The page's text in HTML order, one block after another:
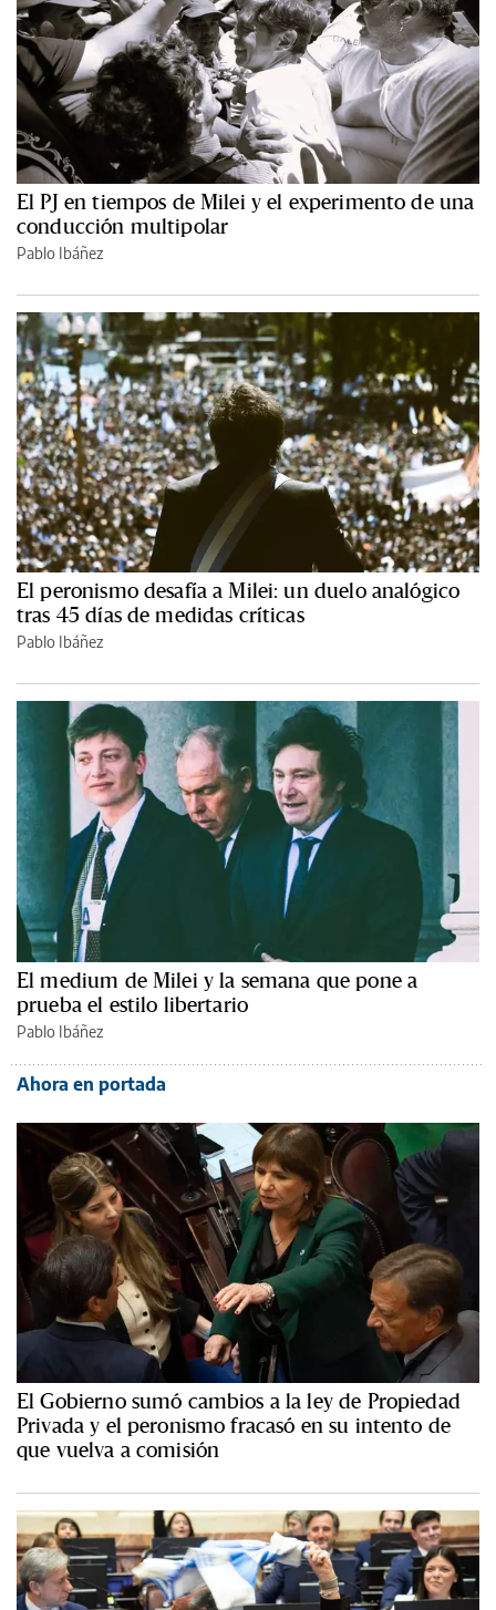
El PJ en tiempos de Milei y el experimento de una
conducción multipolar
Pablo Ibáñez
El peronismo desafía a Milei: un duelo analógico
tras 45 días de medidas críticas
Pablo Ibáñez
El medium de Milei y la semana que pone a
prueba el estilo libertario
Pablo Ibáñez
Ahora en portada
El Gobierno sumó cambios a la ley de Propiedad
Privada y el peronismo fracasó en su intento de
que vuelva a comisión